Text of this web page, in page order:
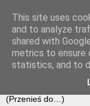
This site uses
and to analyze
shared with
metrics to ensure
statistics, and to